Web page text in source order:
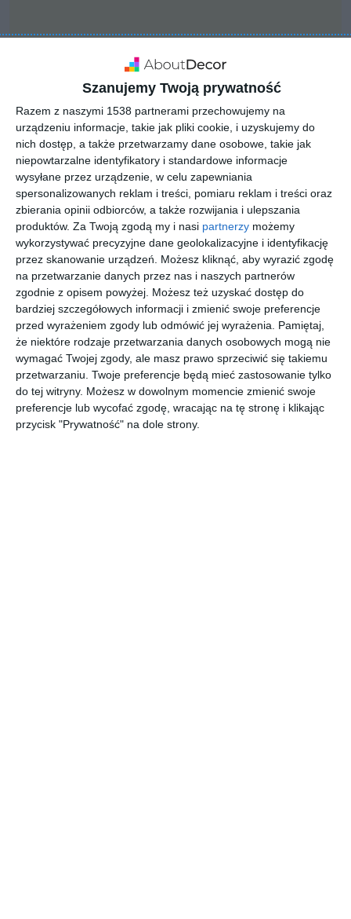
Szanujemy Twoją prywatność
Razem z naszymi 1538 partnerami przechowujemy na
urządzeniu informacje, takie jak pliki cookie, i uzyskujemy do
nich dostęp, a także przetwarzamy dane osobowe, takie jak
niepowtarzalne identyfikatory i standardowe informacje
wysyłane przez urządzenie, w celu zapewniania
spersonalizowanych reklam i treści, pomiaru reklam i treści oraz
zbierania opinii odbiorców, a także rozwijania i ulepszania
produktów. Za Twoją zgodą my i nasi partnerzy możemy
wykorzystywać precyzyjne dane geolokalizacyjne i identyfikację
przez skanowanie urządzeń. Możesz kliknąć, aby wyrazić zgodę
na przetwarzanie danych przez nas i naszych partnerów
zgodnie z opisem powyżej. Możesz też uzyskać dostęp do
bardziej szczegółowych informacji i zmienić swoje preferencje
przed wyrażeniem zgody lub odmówić jej wyrażenia.
Pamiętaj,
że niektóre rodzaje przetwarzania danych osobowych mogą nie
wymagać Twojej zgody, ale masz prawo sprzeciwić się takiemu
przetwarzaniu. Twoje preferencje będą mieć zastosowanie tylko
do tej witryny. Możesz w dowolnym momencie zmienić swoje
preferencje lub wycofać zgodę, wracając na tę stronę i klikając
przycisk "Prywatność" na dole strony.
INSPIRACJA
Sypialnia z garderobą
walk-in
Sypialnia z garderobą walk-in z przesuwnymi drzwiami.
AUTOR:Komandor Polska
DODAJ DO ULUBIONYCH
UDOSTĘPNIJ
Pozostałe zdjęcia w projekcie:Nowoczesna sypialnia z
przeszkloną garderobą